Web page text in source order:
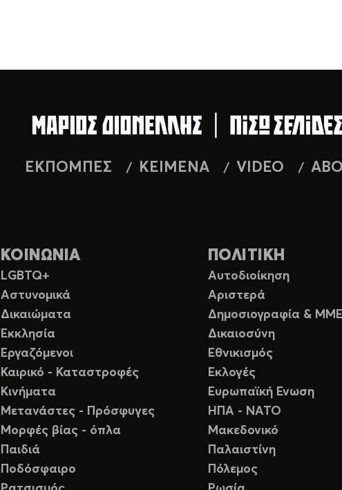
ΕΚΠΟΜΠΕΣ ΚΕΙΜΕΝΑ VIDEO
ΚΟΙΝΩΝΙΑ
LGBTQ+
Αστυνομικά
Δικαιώματα
Εκκλησία
Εργαζόμενοι
Καιρικό - Καταστροφές
Κινήματα
Μετανάστες - Πρόσφυγες
Μορφές βίας - όπλα
Παιδιά
Ποδόσφαιρο
ΠΟΛΙΤΙΚΗ
Αυτοδιοίκηση
Αριστερά
Δημοσιογραφία & ΜΜΕ
Δικαιοσύνη
Εθνικισμός
Εκλογές
Ευρωπαϊκή Ενωση
ΗΠΑ - ΝΑΤΟ
Μακεδονικό
Παλαιστίνη
Πόλεμος